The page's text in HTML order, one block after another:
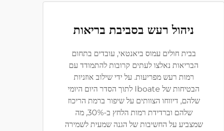
ניהול רעש בסביבת בריאות
בבית חולים עמוס ביאנטאי, עובדים בתחום
הבריאות נאלצו לעתים קרובות להתמודד עם
רמות רעש מפריעות. על ידי שילוב אוזניות
הבטיחות של Iboate לתוך הסדר היום היומי
שלהם, דיווחו הצוותים על שיפור ברמת הריכוז
שלהם וברדידת רמות הלחץ ב-30%, מה
שמצביע על החשיבות של הגנה שמעית לשמירה